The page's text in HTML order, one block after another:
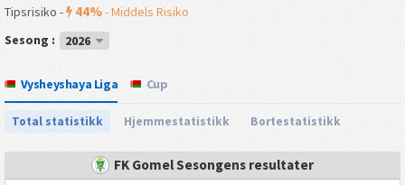
Tipsrisiko - 44%-Middels Risiko
Sesong :
2026
Vysheyshaya Liga Cup
Total statistikk Hjemmestatistikk Bortestatistikk
FK Gomel Sesongens resultater